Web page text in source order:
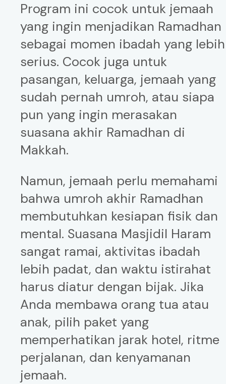
Program ini cocok untuk jemaah
yang ingin menjadikan Ramadhan
sebagai momen ibadah yang lebih
serius. Cocok juga untuk
pasangan, keluarga, jemaah yang
sudah pernah umroh, atau siapa
pun yang ingin merasakan
suasana akhir Ramadhan di
Makkah.
Namun, jemaah perlu memahami
bahwa umroh akhir Ramadhan
membutuhkan kesiapan fisik dan
mental. Suasana Masjidil Haram
sangat ramai, aktivitas ibadah
lebih padat, dan waktu istirahat
harus diatur dengan bijak. Jika
Anda membawa orang tua atau
anak, pilih paket yang
memperhatikan jarak hotel, ritme
perjalanan, dan kenyamanan
jemaah.